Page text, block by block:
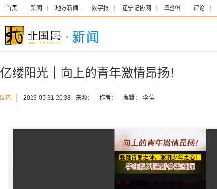
首页 新闻 地方新闻 数字报 辽宁记协网 조선어 评论
亿缕阳光｜向上的青年激情昂扬！
国内 2023-05-31 20:38 来源： 作者： 编辑： 李莹